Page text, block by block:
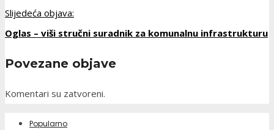
Slijedeća objava:
Oglas – viši stručni suradnik za komunalnu infrastrukturu
Povezane objave
Komentari su zatvoreni.
Popularno